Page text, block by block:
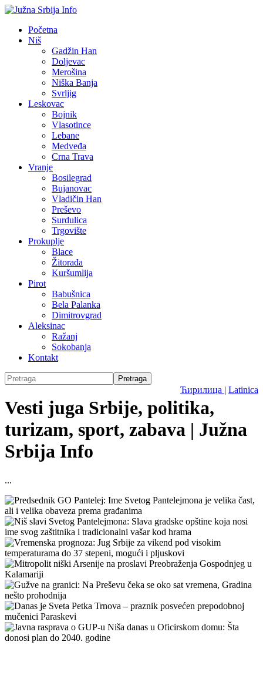
Početna
Niš
Gadžin Han
Doljevac
Merošina
Niška Banja
Svrljig
Leskovac
Bojnik
Vlasotince
Lebane
Medveđa
Crna Trava
Vranje
Bosilegrad
Bujanovac
Vladičin Han
Preševo
Surdulica
Trgovište
Prokuplje
Blace
Žitorađa
Kuršumlija
Pirot
Babušnica
Bela Palanka
Dimitrovgrad
Aleksinac
Ražanj
Sokobanja
Kontakt
Ћирилица | Latinica
Vesti juga Srbije, politika,
turizam, sport, zabava | Južna
Srbija Info
...